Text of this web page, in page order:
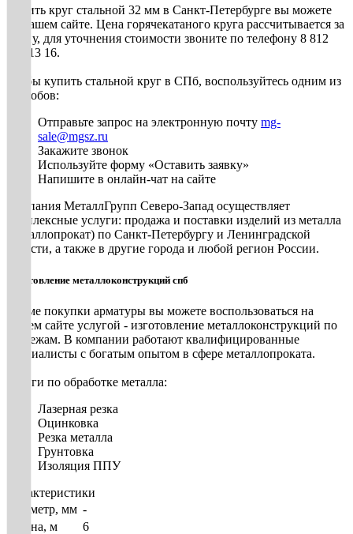
Купить круг стальной 32 мм в Санкт-Петербурге вы можете
на нашем сайте. Цена горячекатаного круга рассчитывается за
тонну, для уточнения стоимости звоните по телефону 8 812
448 13 16.
Чтобы купить стальной круг в СПб, воспользуйтесь одним из
способов:
Отправьте запрос на электронную почту mg-
sale@mgsz.ru
Закажите звонок
Используйте форму «Оставить заявку»
Напишите в онлайн-чат на сайте
Компания МеталлГрупп Северо-Запад осуществляет
комплексные услуги: продажа и поставки изделий из металла
(металлопрокат) по Санкт-Петербургу и Ленинградской
области, а также в другие города и любой регион России.
Изготовление металлоконструкций спб
Кроме покупки арматуры вы можете воспользоваться на
нашем сайте услугой - изготовление металлоконструкций по
чертежам. В компании работают квалифицированные
специалисты с богатым опытом в сфере металлопроката.
Услуги по обработке металла:
Лазерная резка
Оцинковка
Резка металла
Грунтовка
Изоляция ППУ
Характеристики
Диаметр, мм -
Длина, м
6